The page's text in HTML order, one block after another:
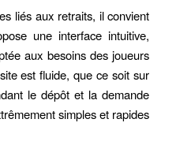
liés aux retraits, il convient
une interface intuitive,
aux besoins des joueurs
est fluide, que ce soit sur
le dépôt et la demande
simples et rapides.